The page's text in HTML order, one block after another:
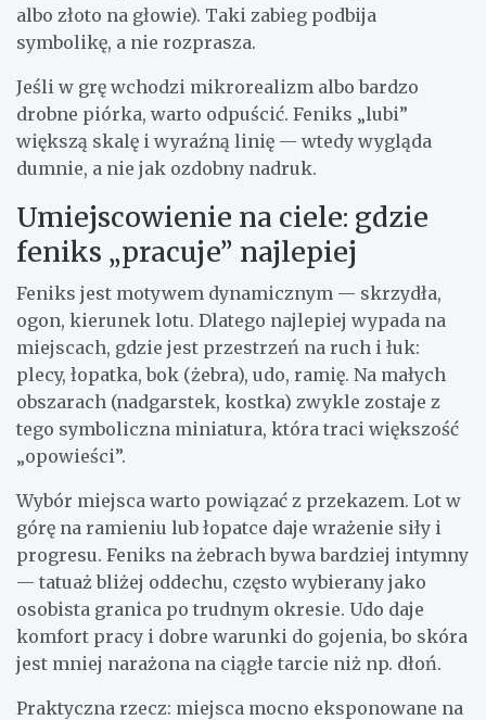
albo złoto na głowie). Taki zabieg podbija
symbolikę, a nie rozprasza.
Jeśli w grę wchodzi mikrorealizm albo bardzo
drobne piórka, warto odpuścić. Feniks „lubi”
większą skalę i wyraźną linię — wtedy wygląda
dumnie, a nie jak ozdobny nadruk.
Umiejscowienie na ciele: gdzie
feniks „pracuje” najlepiej
Feniks jest motywem dynamicznym — skrzydła,
ogon, kierunek lotu. Dlatego najlepiej wypada na
miejscach, gdzie jest przestrzeń na ruch i łuk:
plecy, łopatka, bok (żebra), udo, ramię. Na małych
obszarach (nadgarstek, kostka) zwykle zostaje z
tego symboliczna miniatura, która traci większość
„opowieści”.
Wybór miejsca warto powiązać z przekazem. Lot w
górę na ramieniu lub łopatce daje wrażenie siły i
progresu. Feniks na żebrach bywa bardziej intymny
— tatuaż bliżej oddechu, często wybierany jako
osobista granica po trudnym okresie. Udo daje
komfort pracy i dobre warunki do gojenia, bo skóra
jest mniej narażona na ciągłe tarcie niż np. dłoń.
Praktyczna rzecz: miejsca mocno eksponowane na